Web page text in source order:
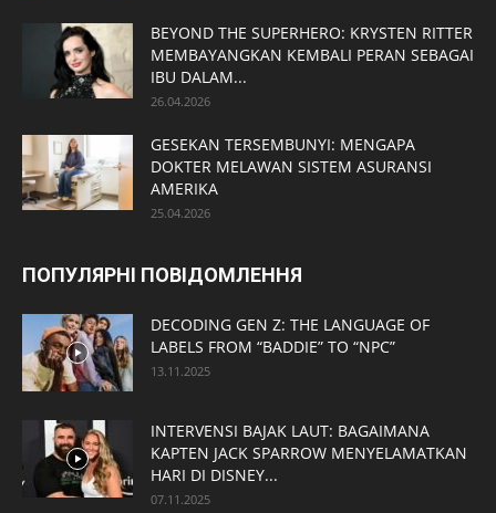
BEYOND THE SUPERHERO: KRYSTEN RITTER
MEMBAYANGKAN KEMBALI PERAN SEBAGAI
IBU DALAM...
26.04.2026
GESEKAN TERSEMBUNYI: MENGAPA
DOKTER MELAWAN SISTEM ASURANSI
AMERIKA
25.04.2026
ПОПУЛЯРНІ ПОВІДОМЛЕННЯ
DECODING GEN Z: THE LANGUAGE OF
LABELS FROM “BADDIE” TO “NPC”
13.11.2025
INTERVENSI BAJAK LAUT: BAGAIMANA
KAPTEN JACK SPARROW MENYELAMATKAN
HARI DI DISNEY...
07.11.2025